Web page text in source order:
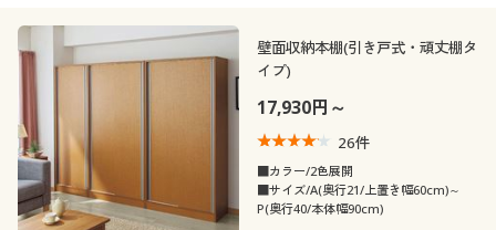
大きいサイズ レディース下着
大きいサイズ メンズ
大きいサイズ 事務・制服
シークレットセール
商品カテゴリ一覧
カタログ
カタログ・チラシからのご注文
デジタルカタログ
閉じる
壁面収納本棚(引き戸式・頑丈棚タ
イプ)
17,930円～
26件
■カラー/2色展開
■サイズ/A(奥行21/上置き幅60cm)～
P(奥行40/本体幅90cm)